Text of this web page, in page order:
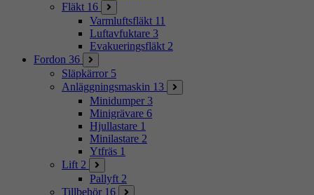
Fläkt 16
Varmluftsfläkt 11
Luftavfuktare 3
Evakueringsfläkt 2
Fordon 36
Släpkärror 5
Anläggningsmaskin 13
Minidumper 3
Minigrävare 6
Hjullastare 1
Minilastare 2
Ytfräs 1
Lift 2
Pallyft 2
Tillbehör 16